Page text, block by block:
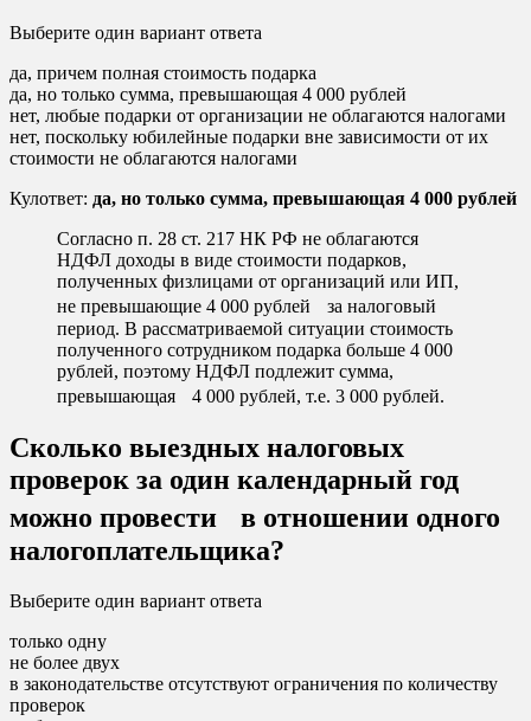
Выберите один вариант ответа
да, причем полная стоимость подарка
да, но только сумма, превышающая 4 000 рублей
нет, любые подарки от организации не облагаются налогами
нет, поскольку юбилейные подарки вне зависимости от их
стоимости не облагаются налогами
Кулответ: да, но только сумма, превышающая 4 000 рублей
Согласно п. 28 ст. 217 НК РФ не облагаются
НДФЛ доходы в виде стоимости подарков,
полученных физлицами от организаций или ИП,
не превышающие 4 000 рублей за налоговый
период. В рассматриваемой ситуации стоимость
полученного сотрудником подарка больше 4 000
рублей, поэтому НДФЛ подлежит сумма,
превышающая 4 000 рублей, т.е. 3 000 рублей.
Сколько выездных налоговых
проверок за один календарный год
можно провести в отношении одного
налогоплательщика?
Выберите один вариант ответа
только одну
не более двух
в законодательстве отсутствуют ограничения по количеству
проверок